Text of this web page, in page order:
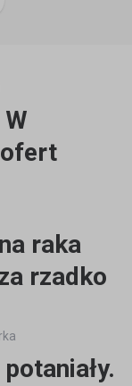
raka
rzadko